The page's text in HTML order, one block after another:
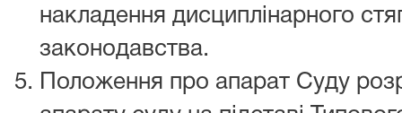
накладення дисциплінарного
законодавства.
Положення про апарат Суду